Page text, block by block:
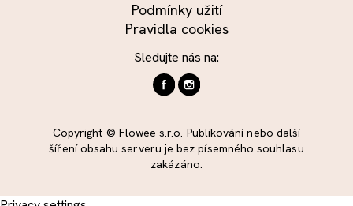
Podmínky užití
Pravidla cookies
Sledujte nás na:
Copyright © Flowee s.r.o. Publikování nebo další
šíření obsahu serveru je bez písemného souhlasu
zakázáno.